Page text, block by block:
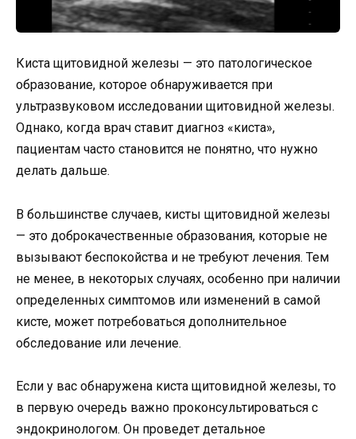
Киста щитовидной железы — это патологическое
образование, которое обнаруживается при
ультразвуковом исследовании щитовидной железы.
Однако, когда врач ставит диагноз «киста»,
пациентам часто становится не понятно, что нужно
делать дальше.
В большинстве случаев, кисты щитовидной железы
— это доброкачественные образования, которые не
вызывают беспокойства и не требуют лечения. Тем
не менее, в некоторых случаях, особенно при наличии
определенных симптомов или изменений в самой
кисте, может потребоваться дополнительное
обследование или лечение.
Если у вас обнаружена киста щитовидной железы, то
в первую очередь важно проконсультироваться с
эндокринологом. Он проведет детальное